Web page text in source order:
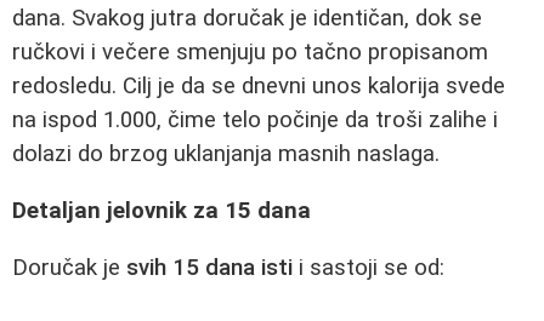
dana. Svakog jutra doručak je identičan, dok se
ručkovi i večere smenjuju po tačno propisanom
redosledu. Cilj je da se dnevni unos kalorija svede
na ispod 1.000, čime telo počinje da troši zalihe i
dolazi do brzog uklanjanja masnih naslaga.
Detaljan jelovnik za 15 dana
Doručak je svih 15 dana isti i sastoji se od: